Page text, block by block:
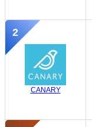
CANARY